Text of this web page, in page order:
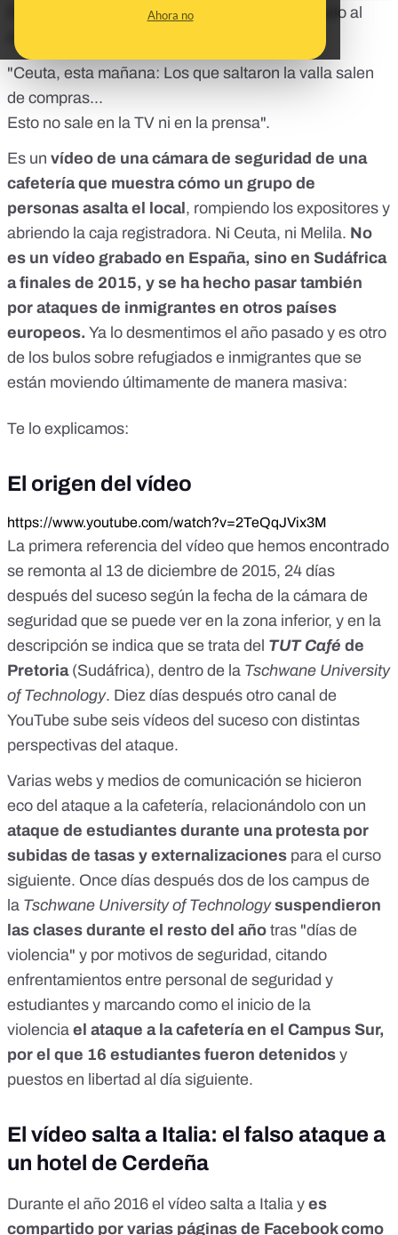
Ahora no
Se mueve de nuevo y puede que te haya llegado al
"Ceuta, esta mañana: Los que saltaron la valla salen
de compras...
Esto no sale en la TV ni en la prensa".
Es un vídeo de una cámara de seguridad de una
cafetería que muestra cómo un grupo de
personas asalta el local , rompiendo los expositores y
abriendo la caja registradora. Ni Ceuta, ni Melila. No
es un vídeo grabado en España, sino en Sudáfrica
a finales de 2015, y se ha hecho pasar también
por ataques de inmigrantes en otros países
europeos. Ya lo desmentimos el año pasado y es otro
de los bulos sobre refugiados e inmigrantes que se
están moviendo últimamente de manera masiva:
Te lo explicamos:
El origen del vídeo
https://www.youtube.com/watch?v=2TeQqJVix3M
La primera referencia del vídeo que hemos encontrado
se remonta al 13 de diciembre de 2015, 24 días
después del suceso según la fecha de la cámara de
seguridad que se puede ver en la zona inferior, y en la
descripción se indica que se trata del TUT Café de
Pretoria(Sudáfrica), dentro de la Tschwane University
of Technology. Diez días después otro canal de
YouTube sube seis vídeos del suceso con distintas
perspectivas del ataque.
Varias webs y medios de comunicación se hicieron
eco del ataque a la cafetería, relacionándolo con un
ataque de estudiantes durante una protesta por
subidas de tasas y externalizaciones para el curso
siguiente. Once días después dos de los campus de
la Tschwane University of Technologysuspendieron
las clases durante el resto del año tras "días de
violencia" y por motivos de seguridad, citando
enfrentamientos entre personal de seguridad y
estudiantes y marcando como el inicio de la
violencia el ataque a la cafetería en el Campus Sur,
por el que 16 estudiantes fueron detenidos y
puestos en libertad al día siguiente.
El vídeo salta a Italia: el falso ataque a
un hotel de Cerdeña
Durante el año 2016 el vídeo salta a Italia y es
compartido por varias páginas de Facebook como